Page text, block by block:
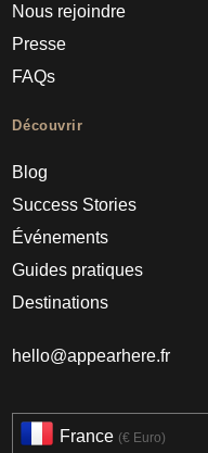
Nous rejoindre
Presse
FAQs
Découvrir
Blog
Success Stories
Événements
Guides pratiques
Destinations
hello@appearhere.fr
France (€ Euro)